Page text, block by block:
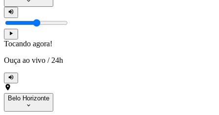
Tocando agora!
Ouça ao vivo / 24h
Belo Horizonte